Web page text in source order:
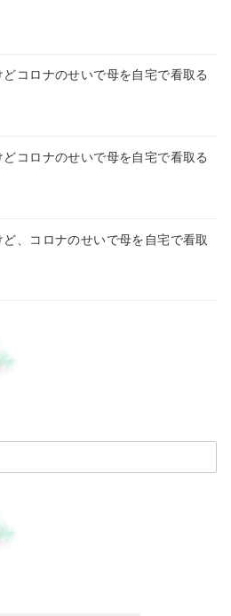
コロナのせいで母を自宅で看取る
コロナのせいで母を自宅で看取る
、コロナのせいで母を自宅で看取